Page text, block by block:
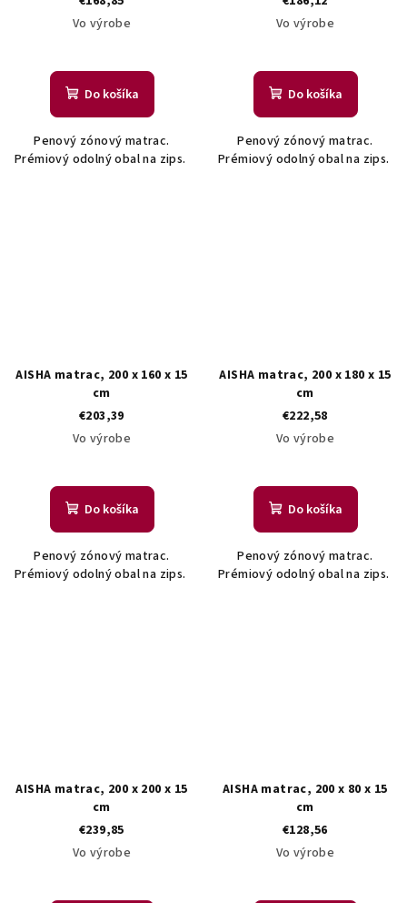
Vo výrobe
Do košíka
Penový zónový matrac.
Prémiový odolný obal na zips.
Vo výrobe
Do košíka
Penový zónový matrac.
Prémiový odolný obal na zips.
AISHA matrac, 200 x 160 x 15
cm
€203,39
Vo výrobe
Do košíka
Penový zónový matrac.
Prémiový odolný obal na zips.
AISHA matrac, 200 x 180 x 15
cm
€222,58
Vo výrobe
Do košíka
Penový zónový matrac.
Prémiový odolný obal na zips.
AISHA matrac, 200 x 200 x 15
cm
€239,85
Vo výrobe
AISHA matrac, 200 x 80 x 15
cm
€128,56
Vo výrobe